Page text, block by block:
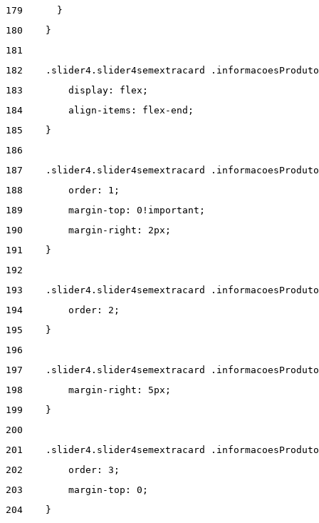
179
      }
180
    }
181
182
.slider4.slider4semextracard
183
        display: flex;
184
        align-items: flex-end;
185
    }
186
187
.slider4.slider4semextracard
188
        order: 1;
189
        margin-top: 0!important;
190
        margin-right: 2px;
191
    }
192
193
.slider4.slider4semextracard
194
        order: 2;
195
    }
196
197
.slider4.slider4semextracard
198
        margin-right: 5px;
199
    }
200
201
.slider4.slider4semextracard
202
        order: 3;
203
        margin-top: 0;
204
    }